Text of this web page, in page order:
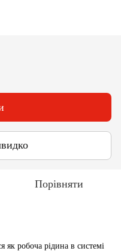
Порівняти
як робоча рідина в системі